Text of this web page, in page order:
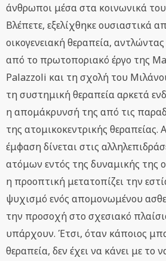
άνθρωποι μέσα στα κοινωνικά
Βλέπετε, εξελίχθηκε ουσιαστικά
οικογενειακή θεραπεία,
από το πρωτοποριακό έργο της
Palazzoli και τη σχολή του
τη συστημική θεραπεία αρκετά
η απομάκρυνσή της από τις
της ατομικοκεντρικής θεραπείας.
έμφαση δίνεται στις
ατόμων εντός της δυναμικής της
η προοπτική μετατοπίζει την
ψυχισμό ενός απομονωμένου
την προσοχή στο σχεσιακό
υπάρχουν. Έτσι, όταν κάποιος
θεραπεία, δεν έχει να κάνει με το